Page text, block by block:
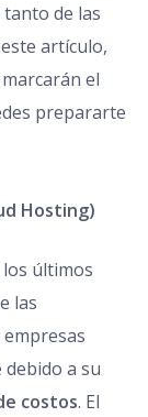
de las
este artículo,
el
prepararte
Hosting)
últimos
las
a su
costos. El